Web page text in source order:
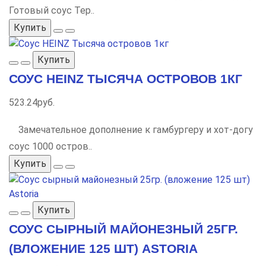
Готовый соус Тер..
Купить
Купить
СОУС HEINZ ТЫСЯЧА ОСТРОВОВ 1КГ
523.24руб.
Замечательное дополнение к гамбургеру и хот-догу
соус 1000 остров..
Купить
Купить
СОУС СЫРНЫЙ МАЙОНЕЗНЫЙ 25ГР.
(ВЛОЖЕНИЕ 125 ШТ) ASTORIA